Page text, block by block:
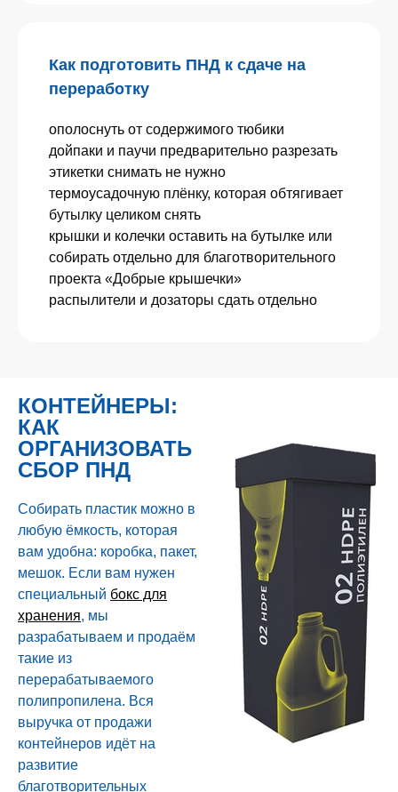
Как подготовить ПНД к сдаче на
переработку
ополоснуть от содержимого тюбики
дойпаки и паучи предварительно разрезать
этикетки снимать не нужно
термоусадочную плёнку, которая обтягивает
бутылку целиком снять
крышки и колечки оставить на бутылке или
собирать отдельно для благотворительного
проекта «Добрые крышечки»
распылители и дозаторы сдать отдельно
КОНТЕЙНЕРЫ:
КАК
ОРГАНИЗОВАТЬ
СБОР ПНД
Собирать пластик можно в
любую ёмкость, которая
вам удобна: коробка, пакет,
мешок. Если вам нужен
специальный бокс для
хранения, мы
разрабатываем и продаём
такие из
перерабатываемого
полипропилена. Вся
выручка от продажи
контейнеров идёт на
развитие
благотворительных